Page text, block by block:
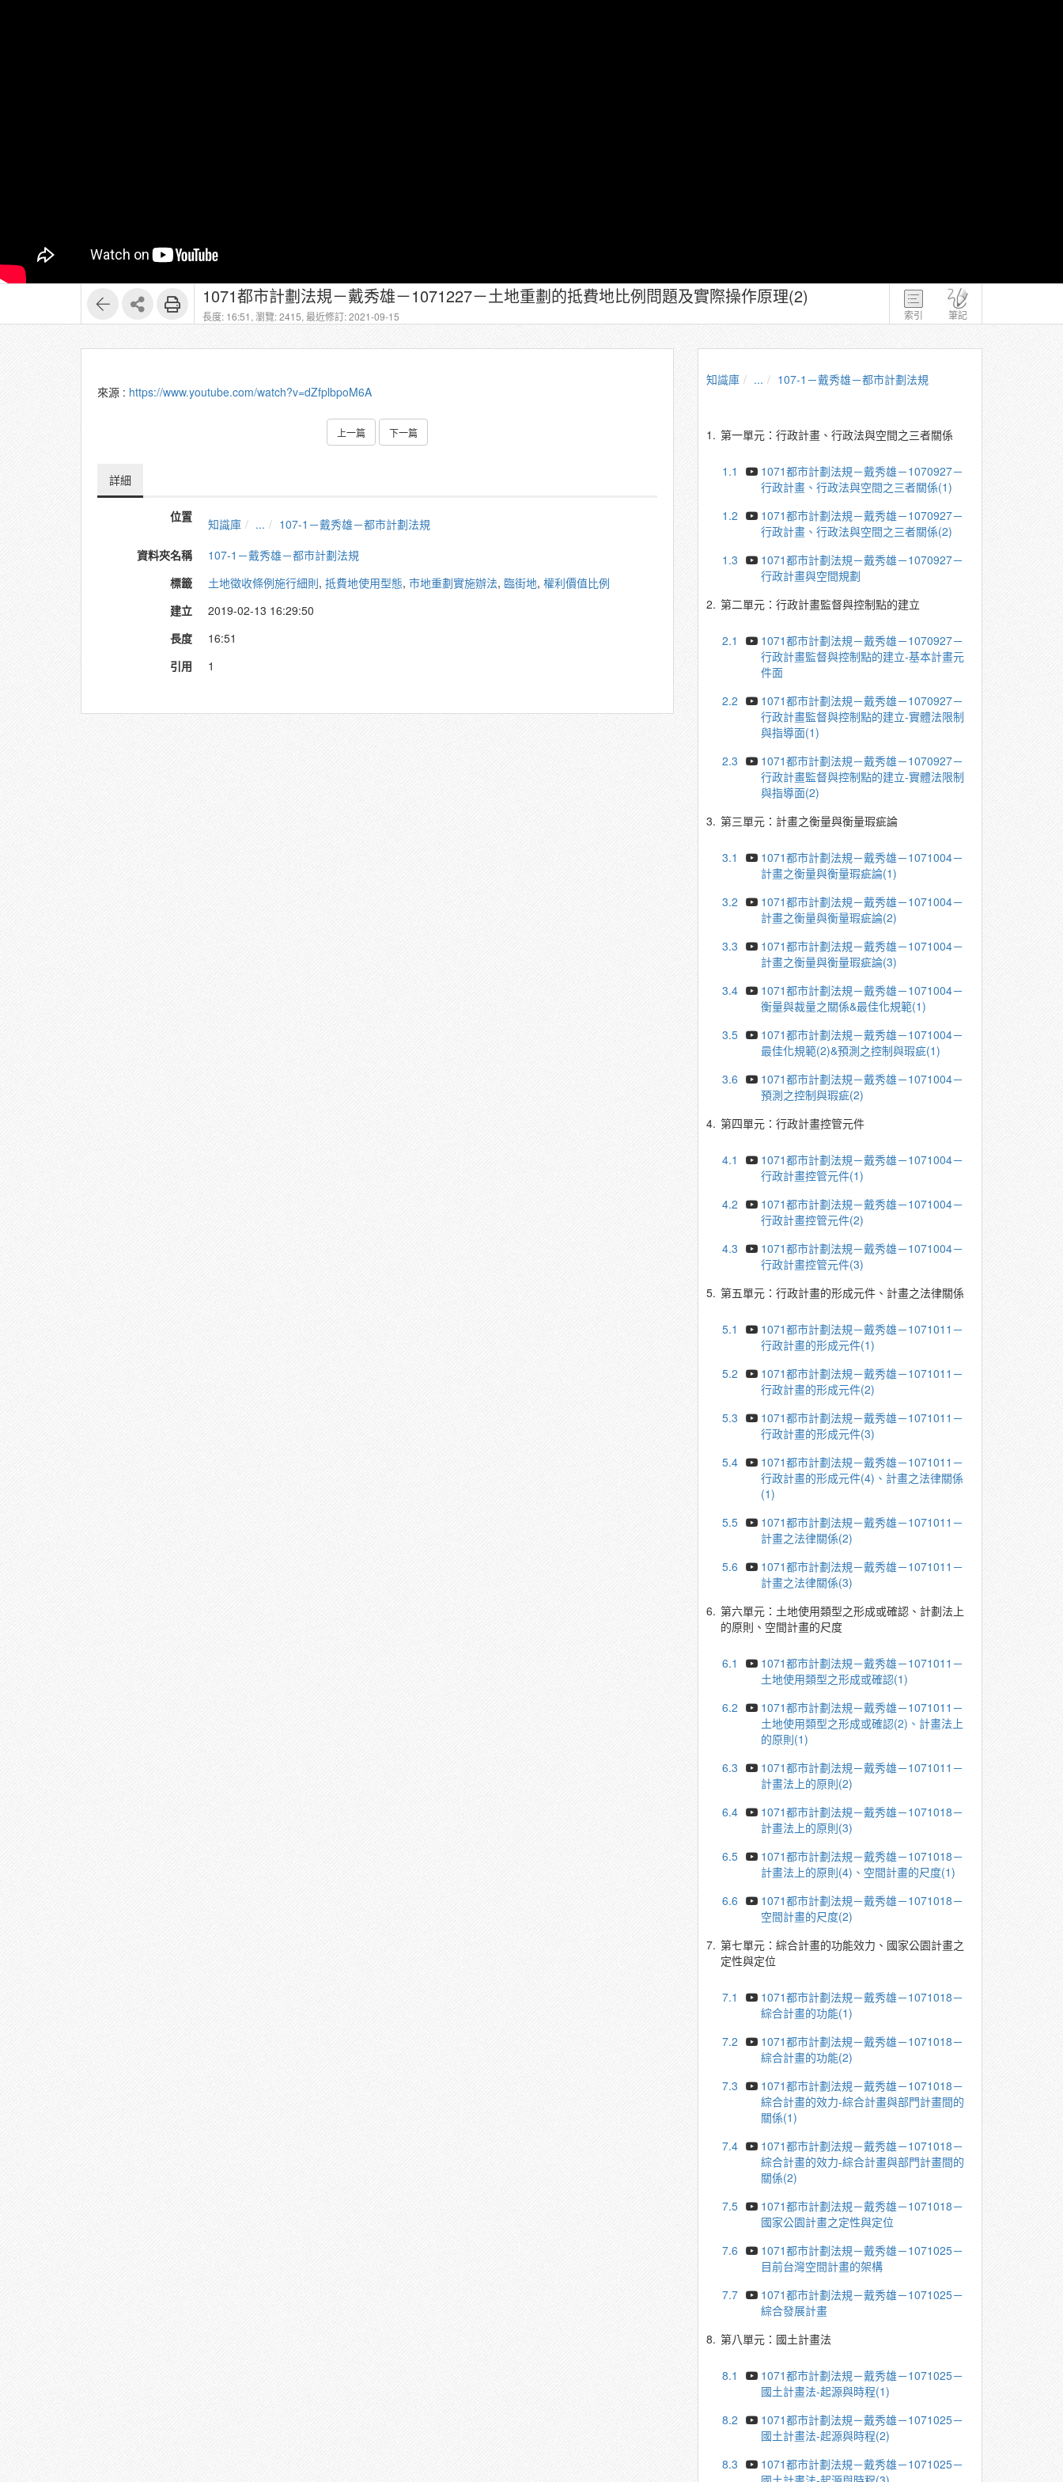
索引 筆記
1071都市計劃法規－戴秀雄－1071227－土地重劃的抵費地比例問題及實際操作原理(2)
長度: 16:51, 瀏覽: 2415, 最近修訂: 2021-09-15
來源 : https://www.youtube.com/watch?v=dZfplbpoM6A
上一篇 下一篇
詳細
位置 知識庫 ...
107-1－戴秀雄－都市計劃法規
資料夾名稱
107-1－戴秀雄－都市計劃法規
標籤
土地徵收條例施行細則, 抵費地使用型態, 市地重劃實施辦法, 臨街地, 權利價值比例
建立
2019-02-13 16:29:50
長度
16:51
引用
1
知識庫 ... 107-1－戴秀雄－都市計劃法規
1. 第一單元：行政計畫、行政法與空間之三者關係
1.1
1071都市計劃法規－戴秀雄－1070927－
行政計畫、行政法與空間之三者關係(1)
1.2
1071都市計劃法規－戴秀雄－1070927－
行政計畫、行政法與空間之三者關係(2)
1.3
1071都市計劃法規－戴秀雄－1070927－
行政計畫與空間規劃
2. 第二單元：行政計畫監督與控制點的建立
2.1
1071都市計劃法規－戴秀雄－1070927－
行政計畫監督與控制點的建立-基本計畫元
件面
2.2
1071都市計劃法規－戴秀雄－1070927－
行政計畫監督與控制點的建立-實體法限制
與指導面(1)
2.3
1071都市計劃法規－戴秀雄－1070927－
行政計畫監督與控制點的建立-實體法限制
與指導面(2)
3. 第三單元：計畫之衡量與衡量瑕疵論
3.1
1071都市計劃法規－戴秀雄－1071004－
計畫之衡量與衡量瑕疵論(1)
3.2
1071都市計劃法規－戴秀雄－1071004－
計畫之衡量與衡量瑕疵論(2)
3.3
1071都市計劃法規－戴秀雄－1071004－
計畫之衡量與衡量瑕疵論(3)
3.4
1071都市計劃法規－戴秀雄－1071004－
衡量與裁量之關係&最佳化規範(1)
3.5
1071都市計劃法規－戴秀雄－1071004－
最佳化規範(2)&預測之控制與瑕疵(1)
3.6
1071都市計劃法規－戴秀雄－1071004－
預測之控制與瑕疵(2)
4. 第四單元：行政計畫控管元件
4.1
1071都市計劃法規－戴秀雄－1071004－
行政計畫控管元件(1)
4.2
1071都市計劃法規－戴秀雄－1071004－
行政計畫控管元件(2)
4.3
1071都市計劃法規－戴秀雄－1071004－
行政計畫控管元件(3)
5. 第五單元：行政計畫的形成元件、計畫之法律關係
5.1
1071都市計劃法規－戴秀雄－1071011－
行政計畫的形成元件(1)
5.2
1071都市計劃法規－戴秀雄－1071011－
行政計畫的形成元件(2)
5.3
1071都市計劃法規－戴秀雄－1071011－
行政計畫的形成元件(3)
5.4
1071都市計劃法規－戴秀雄－1071011－
行政計畫的形成元件(4)、計畫之法律關係
(1)
5.5
1071都市計劃法規－戴秀雄－1071011－
計畫之法律關係(2)
5.6
1071都市計劃法規－戴秀雄－1071011－
計畫之法律關係(3)
6. 第六單元：土地使用類型之形成或確認、計劃法上
的原則、空間計畫的尺度
6.1
1071都市計劃法規－戴秀雄－1071011－
土地使用類型之形成或確認(1)
6.2
1071都市計劃法規－戴秀雄－1071011－
土地使用類型之形成或確認(2)、計畫法上
的原則(1)
6.3
1071都市計劃法規－戴秀雄－1071011－
計畫法上的原則(2)
6.4
1071都市計劃法規－戴秀雄－1071018－
計畫法上的原則(3)
6.5
1071都市計劃法規－戴秀雄－1071018－
計畫法上的原則(4)、空間計畫的尺度(1)
6.6
1071都市計劃法規－戴秀雄－1071018－
空間計畫的尺度(2)
7. 第七單元：綜合計畫的功能效力、國家公園計畫之
定性與定位
7.1
1071都市計劃法規－戴秀雄－1071018－
綜合計畫的功能(1)
7.2
1071都市計劃法規－戴秀雄－1071018－
綜合計畫的功能(2)
7.3
1071都市計劃法規－戴秀雄－1071018－
綜合計畫的效力-綜合計畫與部門計畫間的
關係(1)
7.4
1071都市計劃法規－戴秀雄－1071018－
綜合計畫的效力-綜合計畫與部門計畫間的
關係(2)
7.5
1071都市計劃法規－戴秀雄－1071018－
國家公園計畫之定性與定位
7.6
1071都市計劃法規－戴秀雄－1071025－
目前台灣空間計畫的架構
7.7
1071都市計劃法規－戴秀雄－1071025－
綜合發展計畫
8. 第八單元：國土計畫法
8.1
1071都市計劃法規－戴秀雄－1071025－
國土計畫法-起源與時程(1)
8.2
1071都市計劃法規－戴秀雄－1071025－
國土計畫法-起源與時程(2)
8.3
1071都市計劃法規－戴秀雄－1071025－